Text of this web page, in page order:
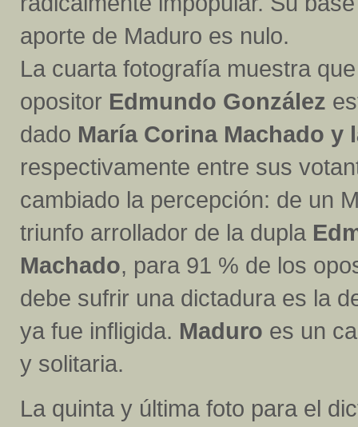
aporte de Maduro es nulo.
La cuarta fotografía muestra
opositor Edmundo González
dado María Corina Machado y
respectivamente entre sus
cambiado la percepción: de un
triunfo arrollador de la dupla
Machado, para 91 % de los
debe sufrir una dictadura es la
ya fue infligida. Maduro es un
y solitaria.
La quinta y última foto para el